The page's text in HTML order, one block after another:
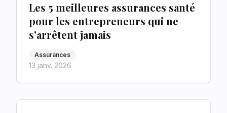
Les 5 meilleures assurances santé
pour les entrepreneurs qui ne
s'arrêtent jamais
Assurances
13 janv. 2026